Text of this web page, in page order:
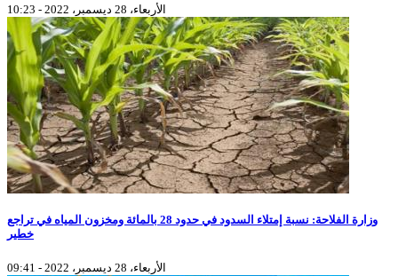
الأربعاء، 28 ديسمبر، 2022 - 10:23
وزارة الفلاحة: نسبة إمتلاء السدود في حدود 28 بالمائة ومخزون المياه في تراجع
خطير
الأربعاء، 28 ديسمبر، 2022 - 09:41